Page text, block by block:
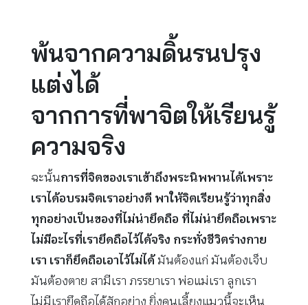
พ้นจากความดิ้นรนปรุง
แต่งได้
จากการที่พาจิตให้เรียนรู้
ความจริง
ฉะนั้นการที่จิตของเราเข้าถึงพระนิพพานได้เพราะ
เราได้อบรมจิตเราอย่างดี พาให้จิตเรียนรู้ว่าทุกสิ่ง
ทุกอย่างเป็นของที่ไม่น่ายึดถือ ที่ไม่น่ายึดถือเพราะ
ไม่มีอะไรที่เรายึดถือไว้ได้จริง กระทั่งชีวิตร่างกาย
เรา เราก็ยึดถือเอาไว้ไม่ได้มันต้องแก่ มันต้องเจ็บ
มันต้องตาย สามีเรา ภรรยาเรา พ่อแม่เรา ลูกเรา
ไม่มีเรายึดถือได้สักอย่าง ยิ่งคนเลี้ยงแมวนี้จะเห็น